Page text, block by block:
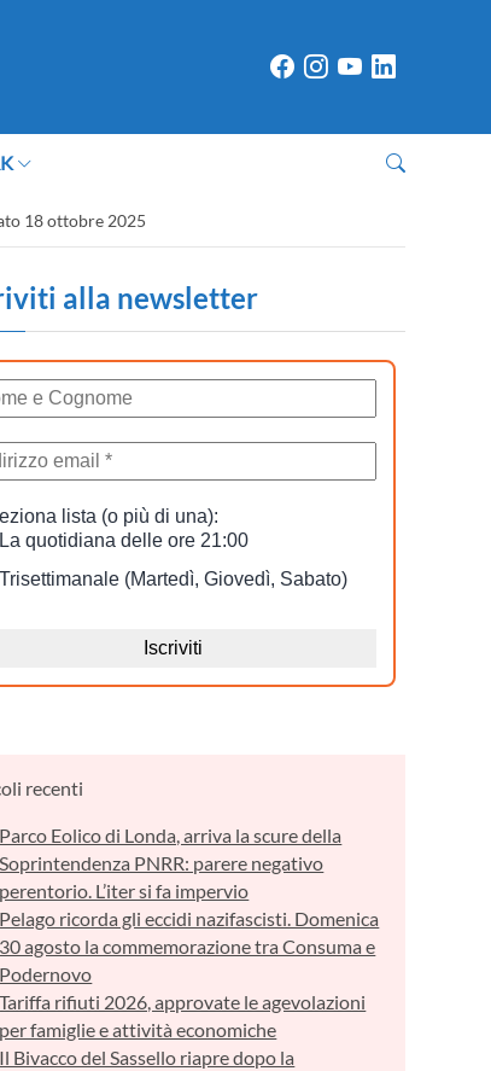
18 ottobre 2025
alla newsletter
recenti
Parco Eolico di Londa, arriva la scure della
Soprintendenza PNRR: parere negativo
perentorio. L’iter si fa impervio
Pelago ricorda gli eccidi nazifascisti. Domenica
30 agosto la commemorazione tra Consuma e
Podernovo
Tariffa rifiuti 2026, approvate le agevolazioni
per famiglie e attività economiche
Il Bivacco del Sassello riapre dopo la